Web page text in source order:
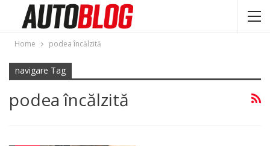
Home podea încălzită
navigare Tag
podea încălzită